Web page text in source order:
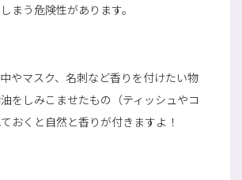
まう危険性があります。
やマスク、名刺など香りを付けたい物
をしみこませたもの（ティッシュやコ
おくと自然と香りが付きますよ！